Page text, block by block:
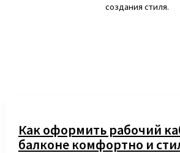
создания стиля.
Как оформить рабочий
балконе комфортно и